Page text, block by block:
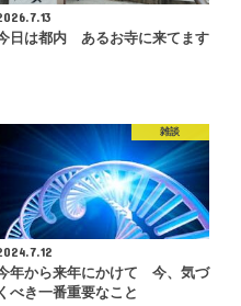
日は都内 あるお寺に来てます
雑談
年から来年にかけて 今、気づ
くべき一番重要なこと